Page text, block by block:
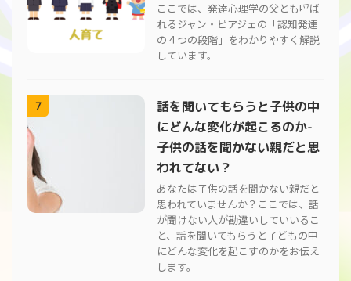
ここでは、発達心理学の父とも呼ば
れるジャン・ピアジェの「認知発達
の４つの段階」をわかりやすく解説
しています。
7
話を聞いてもらうと子供の中
にどんな変化が起こるのか-
子供の話を聞かない親だと思
われてない？
あなたは子供の話を聞かない親だと
思われていませんか？ここでは、話
が聞けない人が勘違いしていいるこ
と、話を聞いてもらうと子どもの中
にどんな変化を起こすのかをお伝え
します。